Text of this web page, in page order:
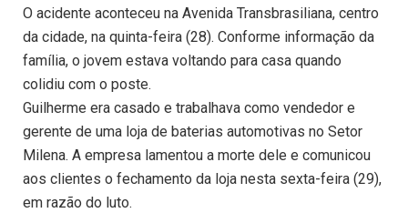
O acidente aconteceu na Avenida Transbrasiliana, centro
da cidade, na quinta-feira (28). Conforme informação da
família, o jovem estava voltando para casa quando
colidiu com o poste.
Guilherme era casado e trabalhava como vendedor e
gerente de uma loja de baterias automotivas no Setor
Milena. A empresa lamentou a morte dele e comunicou
aos clientes o fechamento da loja nesta sexta-feira (29),
em razão do luto.